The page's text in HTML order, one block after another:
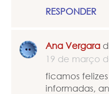
RESPONDER
Ana Vergara
19 de março
ficamos
informadas,